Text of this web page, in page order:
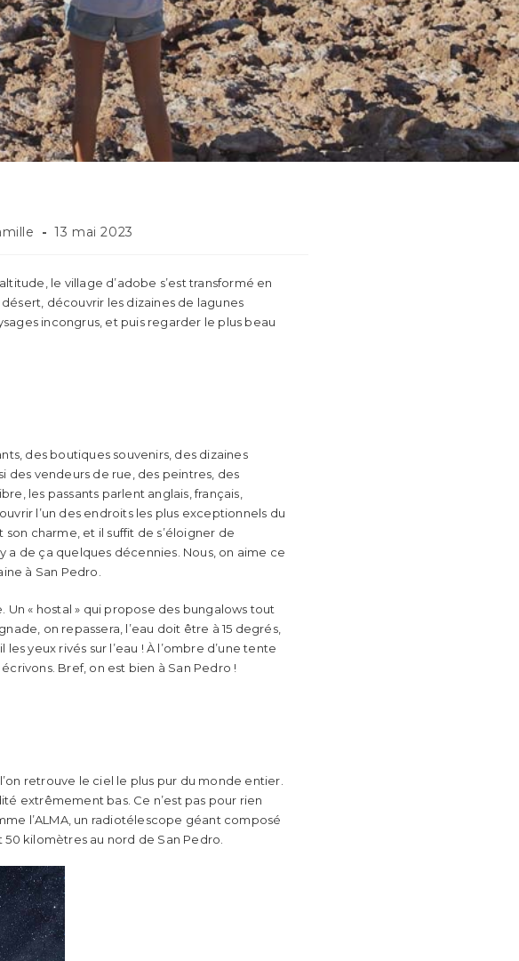
Publication
13 mai 2023
le village d’adobe s’est transformé en
découvrir les dizaines de lagunes
incongrus, et puis regarder le plus beau
des boutiques souvenirs, des dizaines
des vendeurs de rue, des peintres, des
les passants parlent anglais, français,
l’un des endroits les plus exceptionnels du
charme, et il suffit de s’éloigner de
de ça quelques décennies. Nous, on aime ce
à San Pedro.
« hostal » qui propose des bungalows tout
on repassera, l’eau doit être à 15 degrés,
yeux rivés sur l’eau ! À l’ombre d’une tente
Bref, on est bien à San Pedro !
retrouve le ciel le plus pur du monde entier.
extrêmement bas. Ce n’est pas pour rien
l’ALMA, un radiotélescope géant composé
kilomètres au nord de San Pedro.